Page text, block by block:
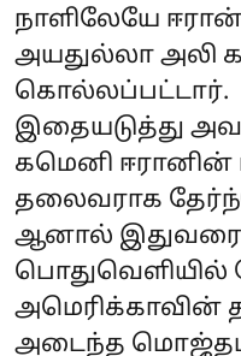
நாளிலேயே
அயதுல்லா அலி
கொல்லப்பட்டார்.
இதையடுத்து
கமெனி ஈரானின்
தலைவராக
ஆனால்
அமெரிக்காவின்
அடைந்த